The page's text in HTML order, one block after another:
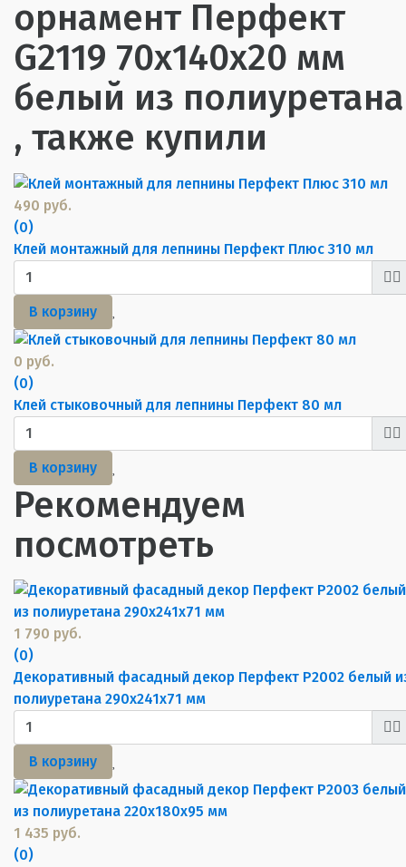
орнамент Перфект
G2119 70х140х20 мм
белый из полиуретана
, также купили
490 руб.
(0)
Клей монтажный для лепнины Перфект Плюс 310 мл
В корзину
0 руб.
(0)
Клей стыковочный для лепнины Перфект 80 мл
В корзину
Рекомендуем
посмотреть
1 790 руб.
(0)
Декоративный фасадный декор Перфект P2002 белый
полиуретана 290х241х71 мм
В корзину
1 435 руб.
(0)